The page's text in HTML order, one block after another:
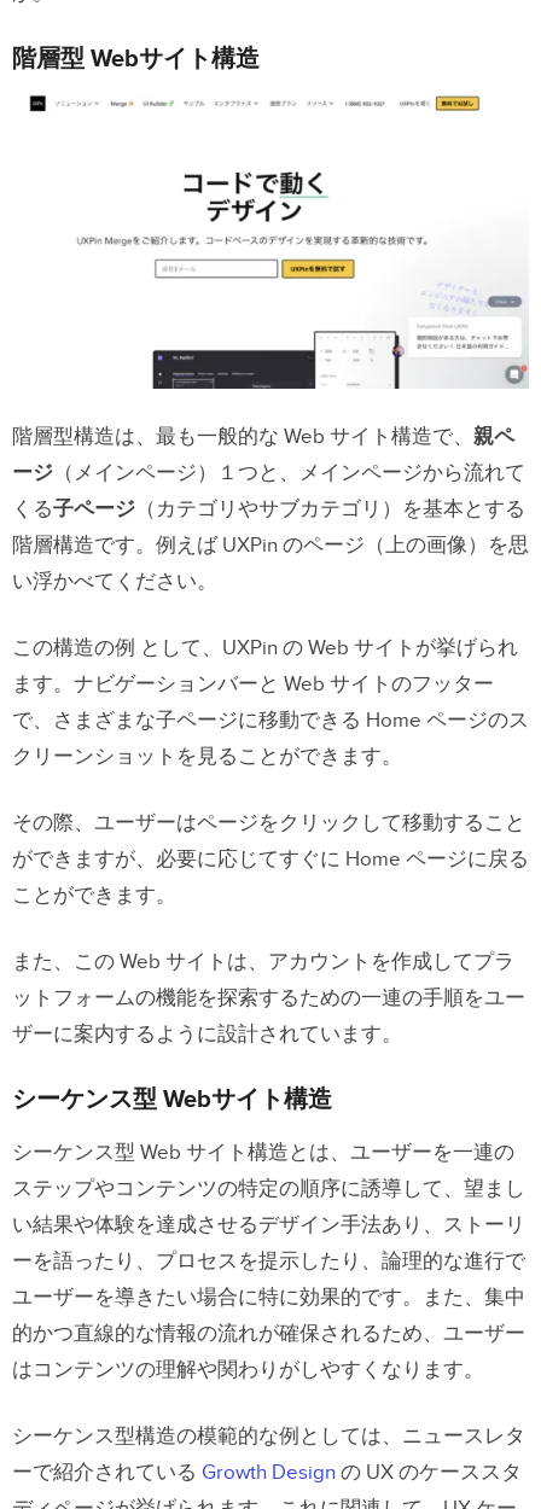
階層型 Webサイト構造
階層型構造は、最も一般的な Web サイト構造で、 親ペ
ージ （メインページ）１つと、メインページから流れて
くる子ページ （カテゴリやサブカテゴリ）を基本とする
階層構造です。例えば UXPin のページ（上の画像）を思
い浮かべてください。
この構造の例 として、UXPin の Web サイトが挙げられ
ます。ナビゲーションバーと Web サイトのフッター
で、さまざまな子ページに移動できる Home ページのス
クリーンショットを見ることができます。
その際、ユーザーはページをクリックして移動すること
ができますが、必要に応じてすぐに Home ページに戻る
ことができます。
また、この Web サイトは、アカウントを作成してプラ
ットフォームの機能を探索するための一連の手順をユー
ザーに案内するように設計されています。
シーケンス型 Webサイト構造
シーケンス型 Web サイト構造とは、ユーザーを一連の
ステップやコンテンツの特定の順序に誘導して、望まし
い結果や体験を達成させるデザイン手法あり、ストーリ
ーを語ったり、プロセスを提示したり、論理的な進行で
ユーザーを導きたい場合に特に効果的です。また、集中
的かつ直線的な情報の流れが確保されるため、ユーザー
はコンテンツの理解や関わりがしやすくなります。
シーケンス型構造の模範的な例としては、ニュースレタ
ーで紹介されている Growth Design の UX のケーススタ